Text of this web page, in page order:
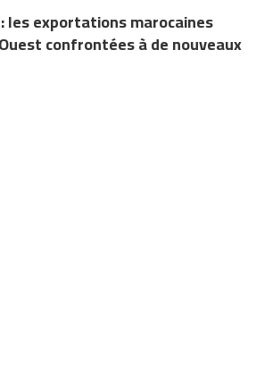
les exportations marocaines
confrontées à de nouveaux